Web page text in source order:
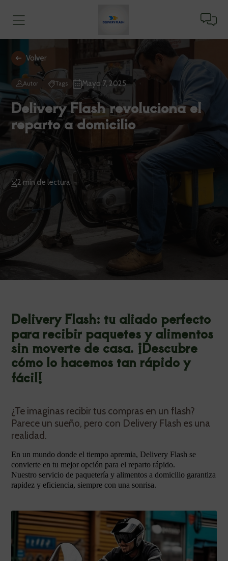
Volver
Autor Tags Mayo 7, 2025
Delivery Flash revoluciona el
reparto a domicilio
2 min de lectura
Delivery Flash: tu aliado perfecto
para recibir paquetes y alimentos
sin moverte de casa. ¡Descubre
cómo lo hacemos tan rápido y
fácil!
¿Te imaginas recibir tus compras en un flash?
Parece un sueño, pero con Delivery Flash es una
realidad.
En un mundo donde el tiempo apremia, Delivery Flash se
convierte en tu mejor opción para el reparto rápido.
Nuestro servicio de paquetería y alimentos a domicilio garantiza
rapidez y eficiencia, siempre con una sonrisa.